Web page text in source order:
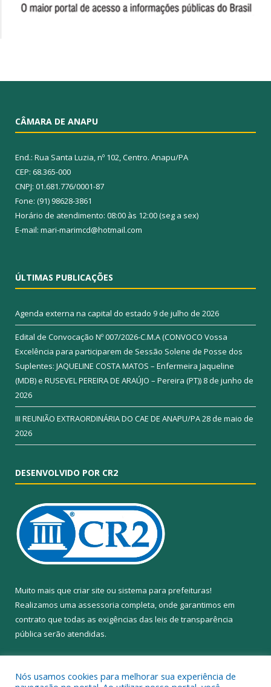
CÂMARA DE ANAPU
End.: Rua Santa Luzia, nº 102, Centro. Anapu/PA
CEP: 68.365-000
CNPJ: 01.681.776/0001-87
Fone: (91) 98628-3861
Horário de atendimento: 08:00 às 12:00 (seg a sex)
E-mail: mari-marimcd@hotmail.com
ÚLTIMAS PUBLICAÇÕES
Agenda externa na capital do estado 9 de julho de 2026
Edital de Convocação Nº 007/2026-C.M.A (CONVOCO Vossa
Excelência para participarem de Sessão Solene de Posse dos
Suplentes: JAQUELINE COSTA MATOS – Enfermeira Jaqueline
(MDB) e RUSEVEL PEREIRA DE ARAÚJO – Pereira (PT)) 8 de junho de
2026
III REUNIÃO EXTRAORDINÁRIA DO CAE DE ANAPU/PA28 de maio de
2026
DESENVOLVIDO POR CR2
Muito mais que criar site ou sistema para prefeituras!
Realizamos uma assessoria completa, onde garantimos em
contrato que todas as exigências das leis de transparência
pública serão atendidas.
Nós usamos cookies para melhorar sua experiência de